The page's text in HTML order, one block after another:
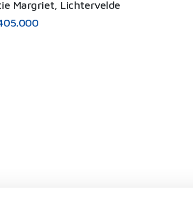
Margriet, Lichtervelde